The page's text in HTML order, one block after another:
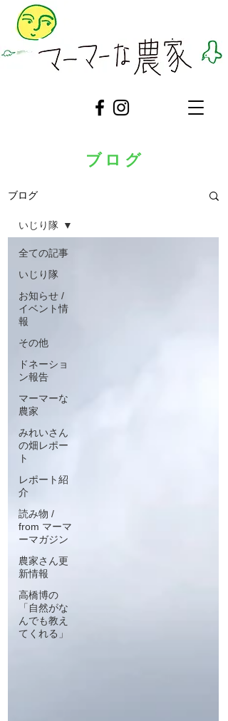
ブログ
ブログ
全ての記事
いじり隊
お知らせ /
イベント情
報
その他
ドネーショ
ン報告
マーマーな
農家
みれいさん
の畑レポー
ト
レポート紹
介
読み物 /
from マーマ
ーマガジン
農家さん更
新情報
高橋博の
「自然がな
んでも教え
てくれる」
いじり隊